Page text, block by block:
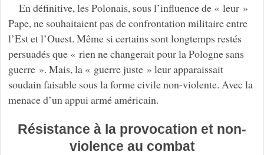
En définitive, les Polonais, sous l’influence de « leur »
Pape, ne souhaitaient pas de confrontation militaire entre
l’Est et l’Ouest. Même si certains sont longtemps restés
persuadés que « rien ne changerait pour la Pologne sans
guerre ». Mais, la « guerre juste » leur apparaissait
soudain faisable sous la forme civile non-violente. Avec la
menace d’un appui armé américain.
Résistance à la provocation et non-
violence au combat